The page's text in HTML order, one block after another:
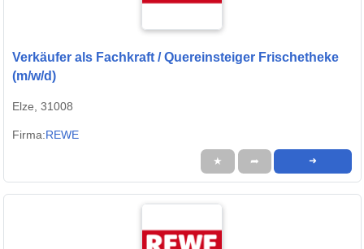
Verkäufer als Fachkraft / Quereinsteiger Frischetheke
(m/w/d)
Elze, 31008
Firma:REWE
★ ➦ ➜